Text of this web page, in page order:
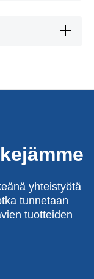
yhteistyötä
tunnetaan
tuotteiden